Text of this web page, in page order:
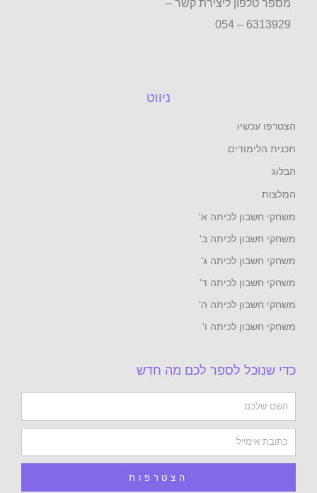
מספר טלפון ליצירת קשר –
6313929 – 054
ניווט
הצטרפו עכשיו
תכנית הלימודים
הבלוג
המלצות
משחקי חשבון לכיתה א'
משחקי חשבון לכיתה ב'
משחקי חשבון לכיתה ג'
משחקי חשבון לכיתה ד'
משחקי חשבון לכיתה ה'
משחקי חשבון לכיתה ו'
כדי שנוכל לספר לכם מה חדש
Name
Email
הצטרפות